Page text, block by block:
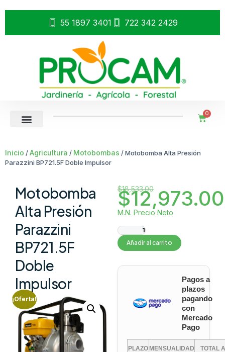
55 1897 3401 722 342 2429
0
Inicio /Agricultura / Motobombas / Motobomba Alta Presión
Parazzini BP721.5F Doble Impulsor
Motobomba
Alta Presión
Parazzini
BP721.5F
Doble
Impulsor
¡Oferta!
$18,533.00
$12,973.00
M.N. Precio Neto
Añadir al carrito
Pagos a
plazos
pagando
con
Mercado
Pago
PLAZO MENSUALIDAD
TOTAL A